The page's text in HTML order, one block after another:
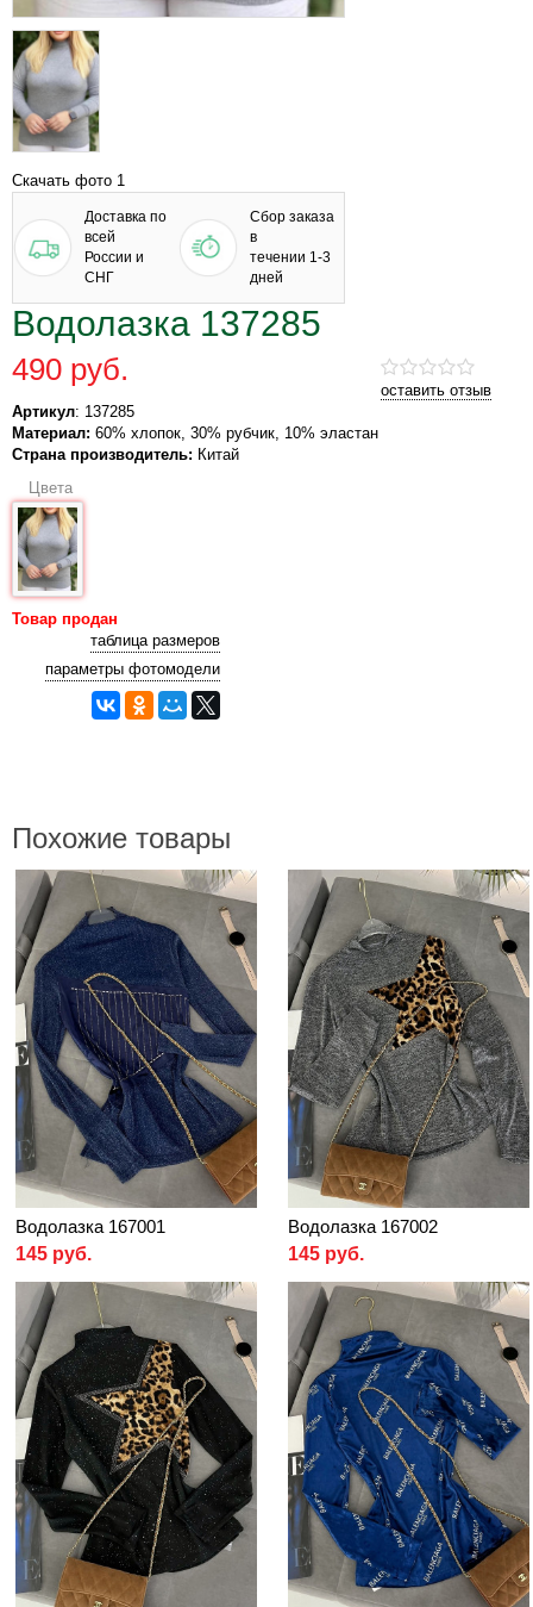
Скачать фото 1
Доставка по
всей
России и
СНГ
Сбор заказа
в
течении 1-3
дней
Водолазка 137285
оставить отзыв
490 руб.
Артикул: 137285
Материал: 60% хлопок, 30% рубчик, 10% эластан
Страна производитель: Китай
Цвета
Товар продан
таблица размеров
параметры фотомодели
Похожие товары
Водолазка 167001
145 руб.
Водолазка 167002
145 руб.